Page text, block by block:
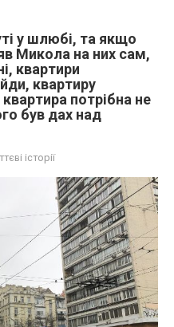
у шлюбі, та якщо
Микола на них сам,
квартири
квартиру
потрібна не
був дах над
історії